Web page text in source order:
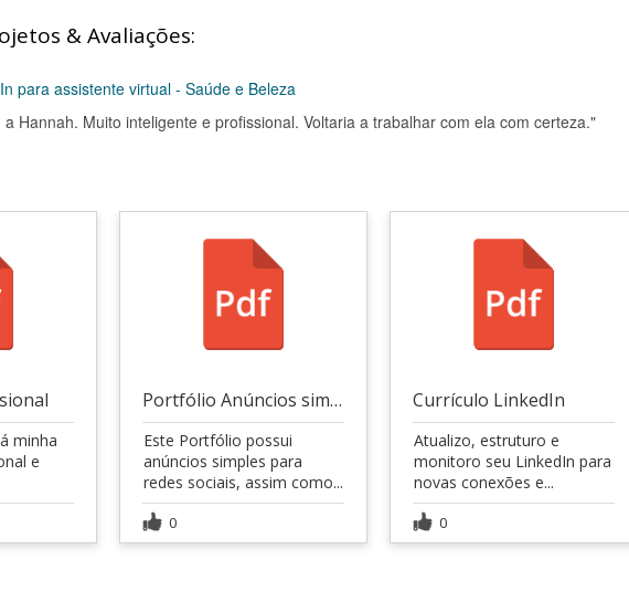
& Avaliações:
para assistente virtual - Saúde e Beleza
Hannah. Muito inteligente e profissional. Voltaria a trabalhar com ela com certeza."
minha
e
Portfólio Anúncios simples
Este Portfólio possui
anúncios simples para
redes sociais, assim como...
0
Currículo LinkedIn
Atualizo, estruturo e
monitoro seu LinkedIn para
novas conexões e...
0